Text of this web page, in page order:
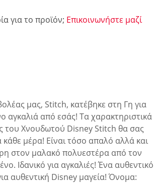
για το προϊόν; Επικοινωνήστε μαζί
μας, Stitch, κατέβηκε στη Γη για
αγκαλιά από εσάς! Τα χαρακτηριστικά
του Χνουδωτού Disney Stitch θα σας
μέρα! Είναι τόσο απαλό αλλά και
στον μαλακό πολυεστέρα από τον
Ιδανικό για αγκαλιές! Ένα αυθεντικό
αυθεντική Disney μαγεία! Όνομα: